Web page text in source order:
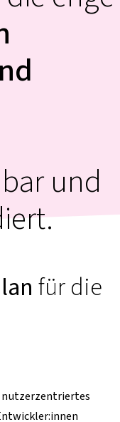
und
für die
nutzerzentriertes